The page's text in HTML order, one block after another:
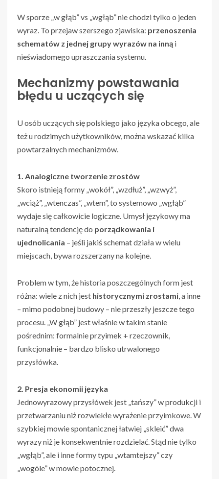
W sporze „w głąb” vs „wgłąb” nie chodzi tylko o jeden
wyraz. To przejaw szerszego zjawiska: przenoszenia
schematów z jednej grupy wyrazów na inną i
nieświadomego upraszczania systemu.
Mechanizmy powstawania
błędu u uczących się
U osób uczących się polskiego jako języka obcego, ale
też u rodzimych użytkowników, można wskazać kilka
powtarzalnych mechanizmów.
1. Analogiczne tworzenie zrostów
Skoro istnieją formy „wokół”, „wzdłuż”, „wzwyż”,
„wciąż”, „wtenczas”, „wtem”, to systemowo „wgłąb”
wydaje się całkowicie logiczne. Umysł językowy ma
naturalną tendencję do porządkowania i
ujednolicania – jeśli jakiś schemat działa w wielu
miejscach, bywa rozszerzany na kolejne.
Problem w tym, że historia poszczególnych form jest
różna: wiele z nich jest historycznymi zrostami, a inne
– mimo podobnej budowy – nie przeszły jeszcze tego
procesu. „W głąb” jest właśnie w takim stanie
pośrednim: formalnie przyimek + rzeczownik,
funkcjonalnie – bardzo blisko utrwalonego
przysłówka.
2. Presja ekonomii języka
Jednowyrazowy przysłówek jest „tańszy” w produkcji i
przetwarzaniu niż rozwlekłe wyrażenie przyimkowe. W
szybkiej mowie spontanicznej łatwiej „skleić” dwa
wyrazy niż je konsekwentnie rozdzielać. Stąd nie tylko
„wgłąb”, ale i inne formy typu „wtamtejszy” czy
„wogóle” w mowie potocznej.